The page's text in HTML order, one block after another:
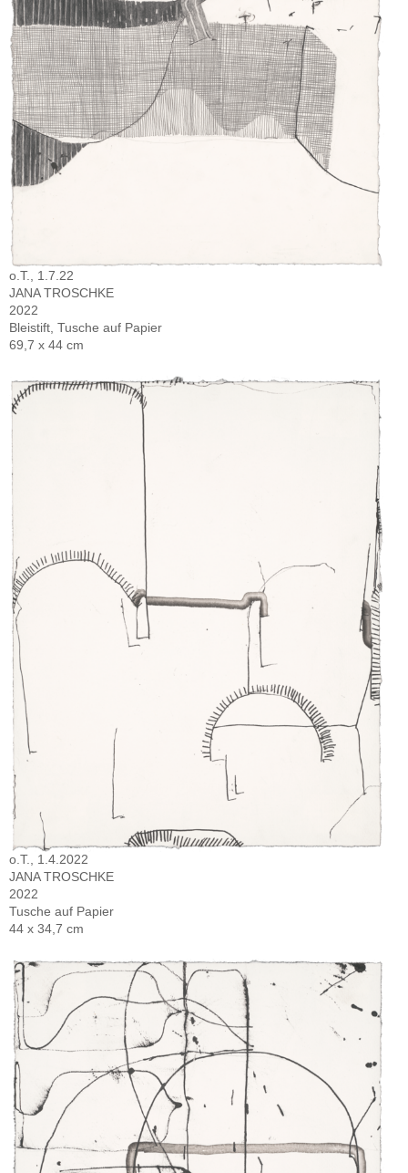
o.T., 1.7.22
JANA TROSCHKE
2022
Bleistift, Tusche auf Papier
69,7 x 44 cm
o.T., 1.4.2022
JANA TROSCHKE
2022
Tusche auf Papier
44 x 34,7 cm